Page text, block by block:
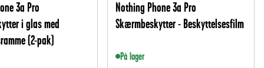
3a Pro
i glas med
(2-pak)
Nothing Phone 3a Pro
Skærmbeskytter - Beskyttelsesfilm
På lager